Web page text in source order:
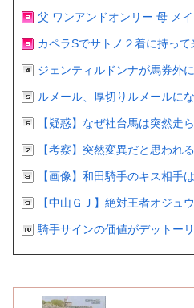
父 ワンアンドオンリー 母 メ
カペラSでサトノ２着に持っ
ジェンティルドンナが馬券外
ルメール、厚切りルメールに
【疑惑】なぜ社台馬は突然走
【考察】突然変異だと思われ
【画像】和田騎手のキス相手
【中山ＧＪ】絶対王者オジュ
騎手サインの価値がデットー